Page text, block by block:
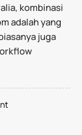
kombinasi
adalah yang
juga